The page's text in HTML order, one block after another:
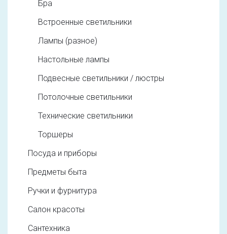
Бра
Встроенные светильники
Лампы (разное)
Настольные лампы
Подвесные светильники / люстры
Потолочные светильники
Технические светильники
Торшеры
Посуда и приборы
Предметы быта
Ручки и фурнитура
Салон красоты
Сантехника